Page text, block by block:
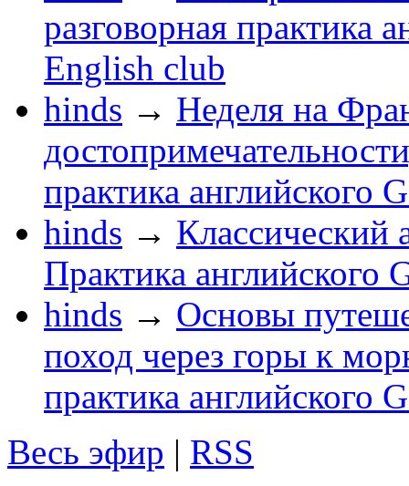
разговорная практика
English club
hinds → Неделя на
практика английского
hinds → Классический
Практика английского
hinds → Основы
поход через горы к
практика английского
Весь эфир | RSS